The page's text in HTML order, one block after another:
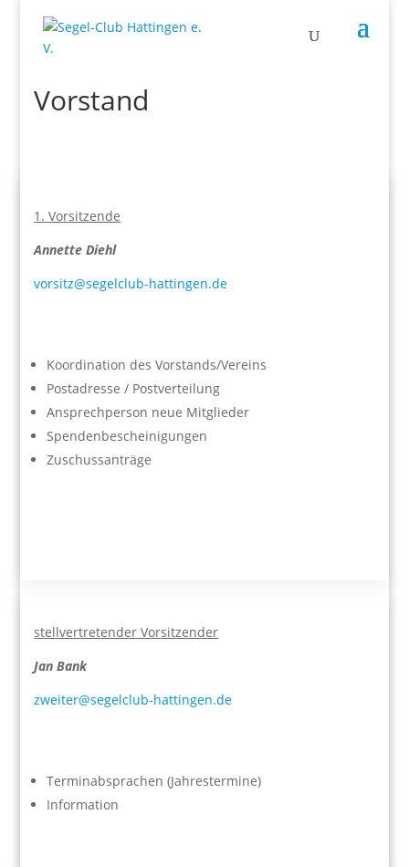
Vorstand
1. Vorsitzende
Annette Diehl
vorsitz@segelclub-hattingen.de
Koordination des Vorstands/Vereins
Postadresse / Postverteilung
Ansprechperson neue Mitglieder
Spendenbescheinigungen
Zuschussanträge
stellvertretender Vorsitzender
Jan Bank
zweiter@segelclub-hattingen.de
Terminabsprachen (Jahrestermine)
Information